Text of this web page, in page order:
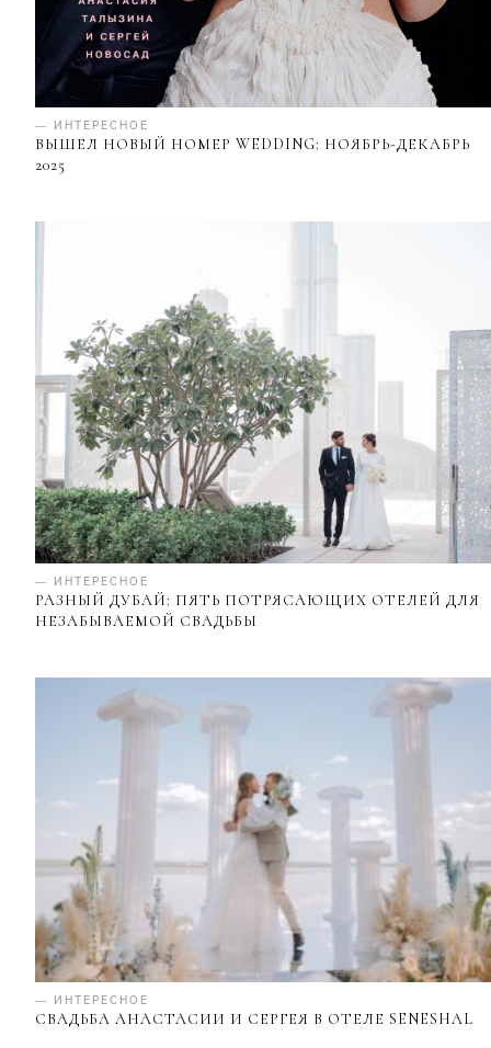
— ИНТЕРЕСНОЕ
ВЫШЕЛ НОВЫЙ НОМЕР WEDDING: НОЯБРЬ-ДЕКАБРЬ
2025
— ИНТЕРЕСНОЕ
РАЗНЫЙ ДУБАЙ: ПЯТЬ ПОТРЯСАЮЩИХ ОТЕЛЕЙ ДЛЯ
НЕЗАБЫВАЕМОЙ СВАДЬБЫ
— ИНТЕРЕСНОЕ
СВАДЬБА АНАСТАСИИ И СЕРГЕЯ В ОТЕЛЕ SENESHAL